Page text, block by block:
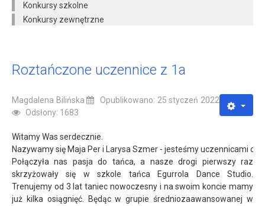
Konkursy szkolne
Konkursy zewnętrzne
Roztańczone uczennice z 1a
Magdalena Bilińska
Opublikowano: 25 styczeń 2022
Odsłony: 1683
Witamy Was serdecznie.
Nazywamy się Maja Per i Larysa Szmer - jesteśmy uczennicami
Połączyła nas pasja do tańca, a nasze drogi pierwszy raz
skrzyżowały się w szkole tańca Egurrola Dance Studio.
Trenujemy od 3 lat taniec nowoczesny i na swoim koncie mamy
już kilka osiągnięć. Będąc w grupie średniozaawansowanej w